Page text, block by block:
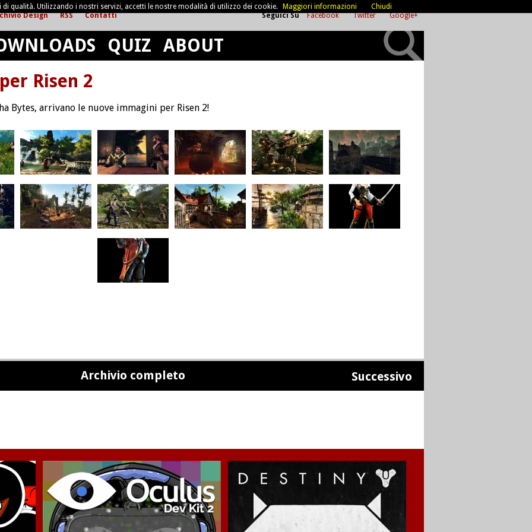
Seguici Su Facebook Twitter Google+
Design RSS Contatti
QUIZ ABOUT
Risen 2
Bytes, arrivano le nuove immagini per Risen 2!
Archivio completo Successivo
qualità. Utilizzando i nostri servizi, accetti le nostre modalità di utilizzo dei cookie. Maggiori informazioni Chiudi